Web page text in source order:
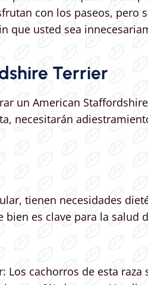
con los paseos, pero
que usted sea
Terrier
un American
necesitarán
tienen necesidades
es clave para la salud
cachorros de esta